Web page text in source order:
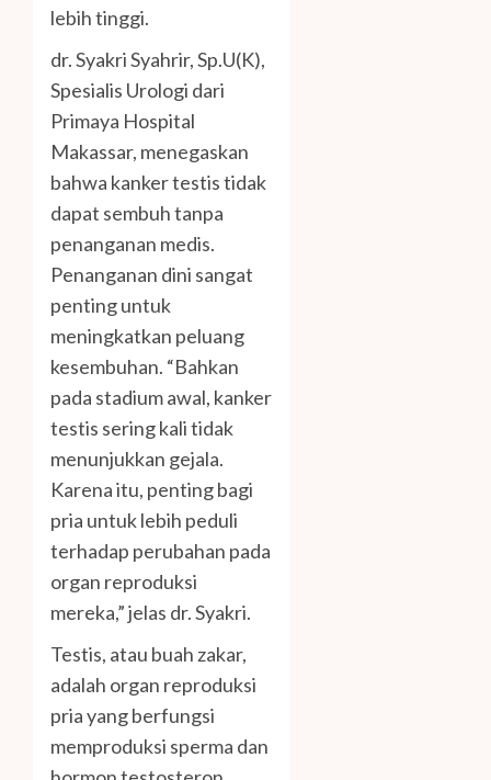
lebih tinggi.
dr. Syakri Syahrir, Sp.U(K),
Spesialis Urologi dari
Primaya Hospital
Makassar, menegaskan
bahwa kanker testis tidak
dapat sembuh tanpa
penanganan medis.
Penanganan dini sangat
penting untuk
meningkatkan peluang
kesembuhan. “Bahkan
pada stadium awal, kanker
testis sering kali tidak
menunjukkan gejala.
Karena itu, penting bagi
pria untuk lebih peduli
terhadap perubahan pada
organ reproduksi
mereka,” jelas dr. Syakri.
Testis, atau buah zakar,
adalah organ reproduksi
pria yang berfungsi
memproduksi sperma dan